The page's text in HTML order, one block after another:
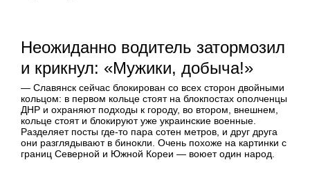
Неожиданно водитель затормозил
и крикнул: «Мужики, добыча!»
— Славянск сейчас блокирован со всех сторон двойными
кольцом: в первом кольце стоят на блокпостах ополченцы
ДНР и охраняют подходы к городу, во втором, внешнем,
кольце стоят и блокируют уже украинские военные.
Разделяет посты где-то пара сотен метров, и друг друга
они разглядывают в бинокли. Очень похоже на картинки с
границ Северной и Южной Кореи — воюет один народ.